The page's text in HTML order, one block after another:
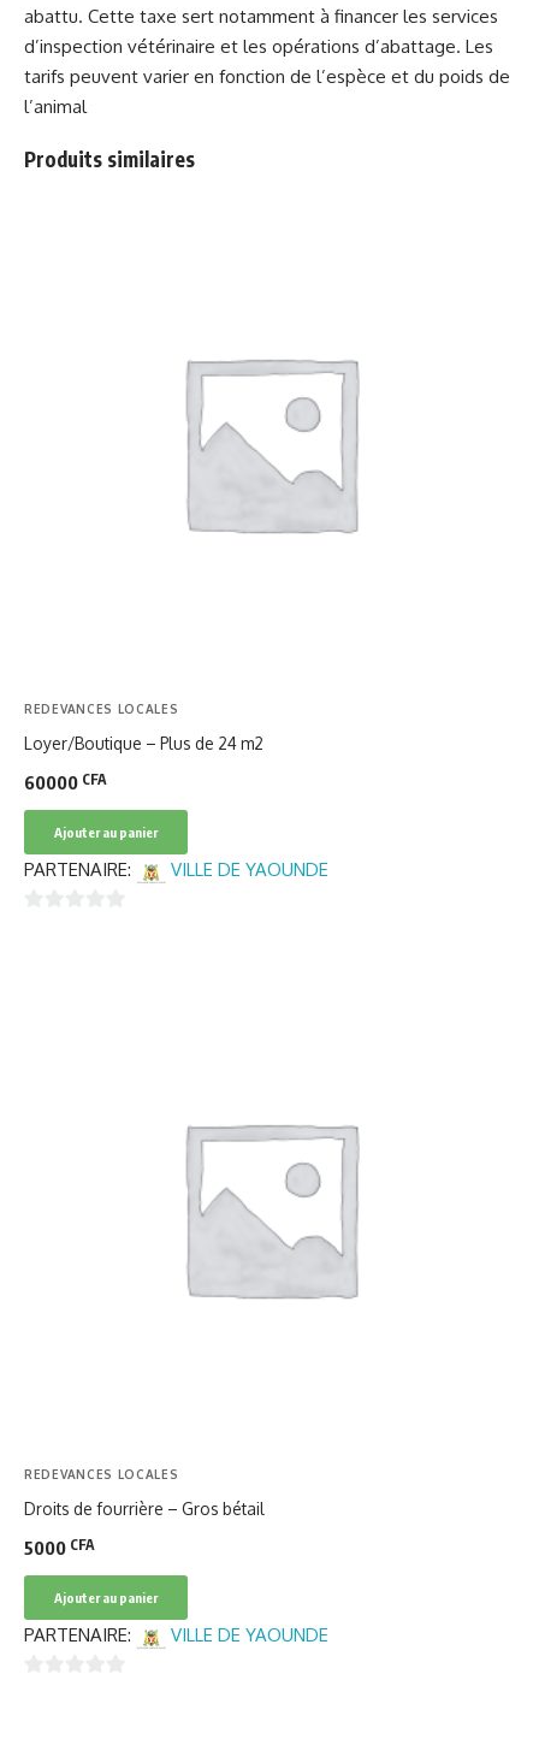
abattu. Cette taxe sert notamment à financer les services
d’inspection vétérinaire et les opérations d’abattage. Les
tarifs peuvent varier en fonction de l’espèce et du poids de
l’animal
Produits similaires
REDEVANCES LOCALES
Loyer/Boutique – Plus de 24 m2
60000 CFA
Ajouter au panier
PARTENAIRE: VILLE DE YAOUNDE
REDEVANCES LOCALES
Droits de fourrière – Gros bétail
5000 CFA
Ajouter au panier
PARTENAIRE: VILLE DE YAOUNDE